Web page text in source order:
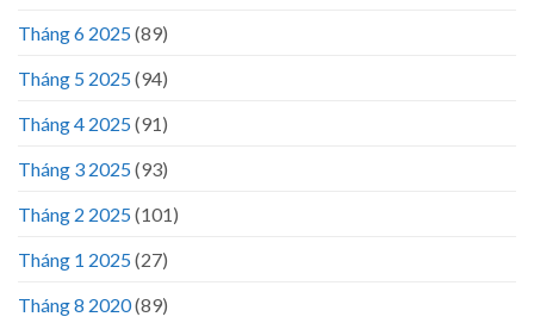
Tháng 6 2025(89)
Tháng 5 2025(94)
Tháng 4 2025(91)
Tháng 3 2025(93)
Tháng 2 2025(101)
Tháng 1 2025(27)
Tháng 8 2020(89)